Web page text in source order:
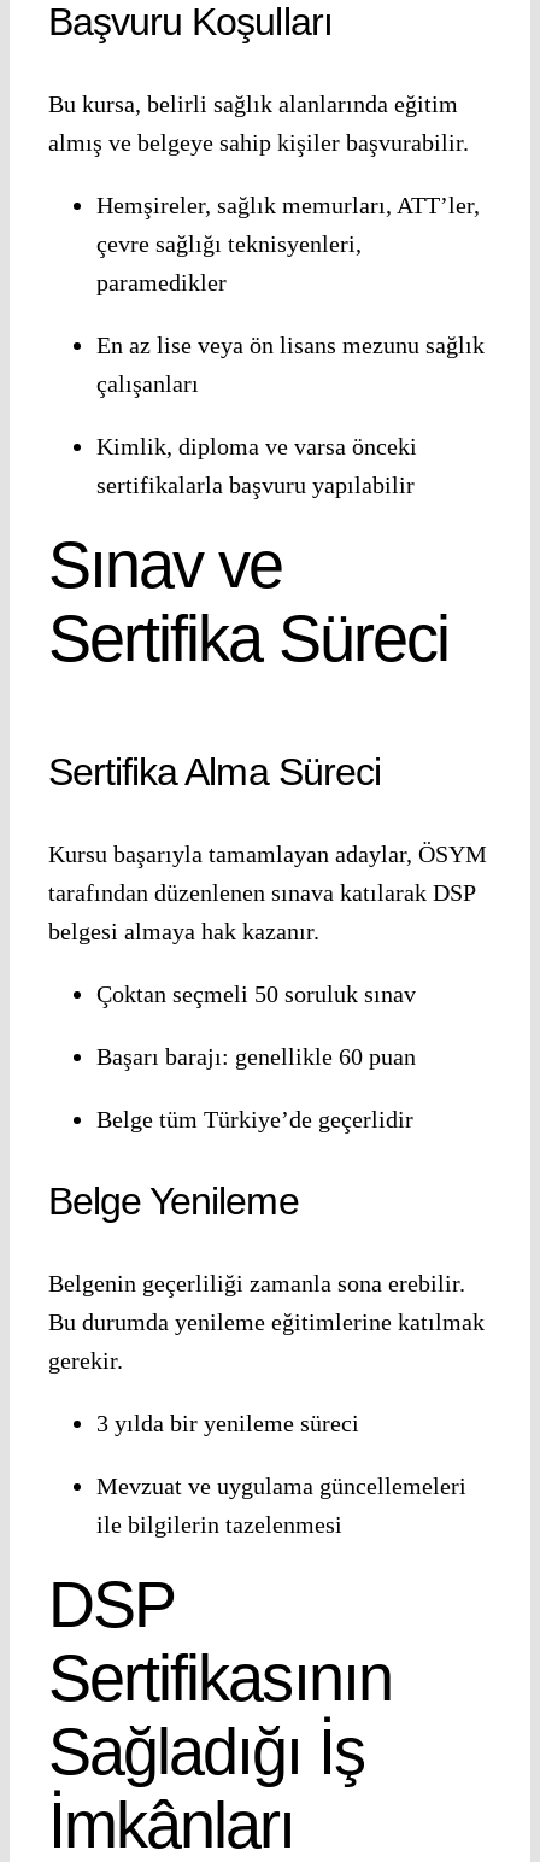
Başvuru Koşulları
Bu kursa, belirli sağlık alanlarında eğitim
almış ve belgeye sahip kişiler başvurabilir.
Hemşireler, sağlık memurları, ATT’ler,
çevre sağlığı teknisyenleri,
paramedikler
En az lise veya ön lisans mezunu sağlık
çalışanları
Kimlik, diploma ve varsa önceki
sertifikalarla başvuru yapılabilir
Sınav ve
Sertifika Süreci
Sertifika Alma Süreci
Kursu başarıyla tamamlayan adaylar, ÖSYM
tarafından düzenlenen sınava katılarak DSP
belgesi almaya hak kazanır.
Çoktan seçmeli 50 soruluk sınav
Başarı barajı: genellikle 60 puan
Belge tüm Türkiye’de geçerlidir
Belge Yenileme
Belgenin geçerliliği zamanla sona erebilir.
Bu durumda yenileme eğitimlerine katılmak
gerekir.
3 yılda bir yenileme süreci
Mevzuat ve uygulama güncellemeleri
ile bilgilerin tazelenmesi
DSP
Sertifikasının
Sağladığı İş
İmkânları